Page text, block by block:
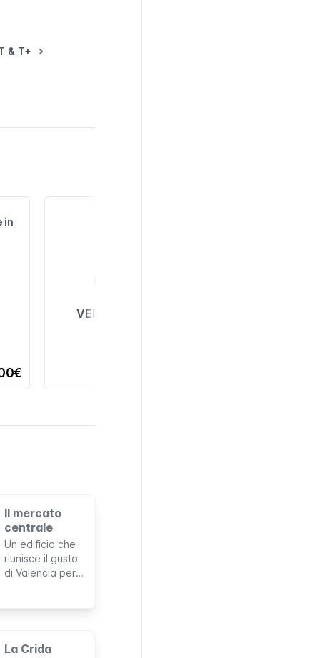
& T+
in
VEDI TUTTI
Il mercato
centrale
Un edificio che
riunisce il gusto
di Valencia per
sua lunga
La Crida